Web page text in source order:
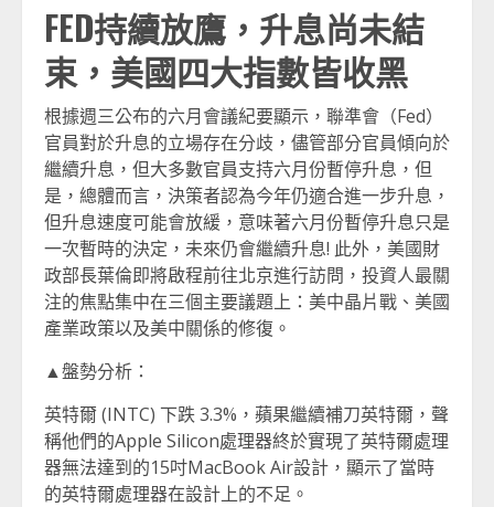
FED持續放鷹，升息尚未結
束，美國四大指數皆收黑
根據週三公布的六月會議紀要顯示，聯準會（Fed）
官員對於升息的立場存在分歧，儘管部分官員傾向於
繼續升息，但大多數官員支持六月份暫停升息，但
是，總體而言，決策者認為今年仍適合進一步升息，
但升息速度可能會放緩，意味著六月份暫停升息只是
一次暫時的決定，未來仍會繼續升息! 此外，美國財
政部長葉倫即將啟程前往北京進行訪問，投資人最關
注的焦點集中在三個主要議題上：美中晶片戰、美國
產業政策以及美中關係的修復。
▲盤勢分析：
英特爾 (INTC) 下跌 3.3%，蘋果繼續補刀英特爾，聲
稱他們的Apple Silicon處理器終於實現了英特爾處理
器無法達到的15吋MacBook Air設計，顯示了當時
的英特爾處理器在設計上的不足。